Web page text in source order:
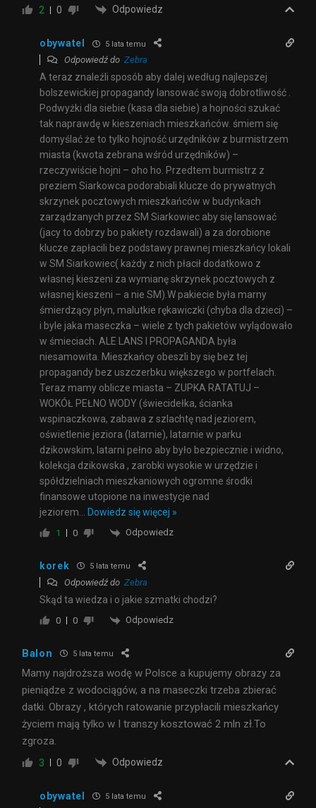
2 0 Odpowiedz
obywatel 5 lata temu
Odpowiedź do Zebra
A teraz znaleźli sposób aby dalej według najlepszej
bolszewickiej propagandy lansować swoją dobrotliwość .
Podwyżki dla siebie (kasa dla siebie) a hojności szukać
tak naprawdę w kieszeniach mieszkańców. śmiem się
domyślać że to tylko hojność urzędników z burmistrzem
miasta (kwota zebrana wśród urzędników) –
rzeczywiście hojni – oho ho. Przedtem burmistrz z
preziem Siarkowca podorabiali klucze do prywatnych
skrzynek pocztowych mieszkańców w budynkach
zarządzanych przez SM Siarkowiec aby się lansować
(jacy to dobrzy bo pakiety rozdawali) a za dorobione
klucze zapłacili bez podstawy prawnej mieszkańcy lokali
w SM Siarkowiec( każdy z nich płacił dodatkowo z
własnej kieszeni za wymianę skrzynek pocztowych z
własnej kieszeni – a nie SM).W pakiecie była marny
śmierdzący płyn, malutkie rękawiczki (chyba dla dzieci) –
i byle jaka maseczka – wiele z tych pakietów wylądowało
w śmieciach. ALE LANS I PROPAGANDA była
niesamowita. Mieszkańcy obeszli by się bez tej
propagandy bez uszczerbku większego w portfelach.
Teraz mamy oblicze miasta – ZUPKA RATATUJ –
WOKÓŁ PEŁNO WODY (świecidełka, ścianka
wspinaczkowa, zabawa z szlachtę nad jeziorem,
oświetlenie jeziora (latarnie), latarnie w parku
dzikowskim, latarni pełno aby było bezpiecznie i widno,
kolekcja dzikowska , zarobki wysokie w urzędzie i
spółdzielniach mieszkaniowych ogromne środki
finansowe utopione na inwestycje nad
jeziorem… Dowiedz się więcej »
1 0 Odpowiedz
korek 5 lata temu
Odpowiedź do Zebra
Skąd ta wiedza i o jakie szmatki chodzi?
0 0 Odpowiedz
Balon 5 lata temu
Mamy najdroższa wodę w Polsce a kupujemy obrazy za
pieniądze z wodociągów, a na maseczki trzeba zbierać
datki. Obrazy , których ratowanie przypłacili mieszkańcy
życiem mają tylko w I transzy kosztować 2 mln zł.To
zgroza.
3 0 Odpowiedz
obywatel 5 lata temu